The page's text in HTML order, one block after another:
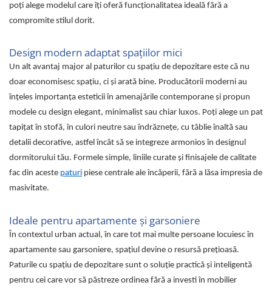
poți alege modelul care îți oferă funcționalitatea ideală fără a
compromite stilul dorit.
Design modern adaptat spațiilor mici
Un alt avantaj major al paturilor cu spațiu de depozitare este că nu
doar economisesc spațiu, ci și arată bine. Producătorii moderni au
înțeles importanța esteticii în amenajările contemporane și propun
modele cu design elegant, minimalist sau chiar luxos. Poți alege un pat
tapițat în stofă, în culori neutre sau îndrăznețe, cu tăblie înaltă sau
detalii decorative, astfel încât să se integreze armonios în designul
dormitorului tău. Formele simple, liniile curate și finisajele de calitate
fac din aceste paturi piese centrale ale încăperii, fără a lăsa impresia de
masivitate.
Ideale pentru apartamente și garsoniere
În contextul urban actual, în care tot mai multe persoane locuiesc în
apartamente sau garsoniere, spațiul devine o resursă prețioasă.
Paturile cu spațiu de depozitare sunt o soluție practică și inteligentă
pentru cei care vor să păstreze ordinea fără a investi în mobilier